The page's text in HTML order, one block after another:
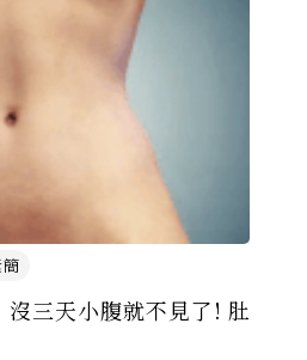
...
沒三天小腹就不見了! 肚